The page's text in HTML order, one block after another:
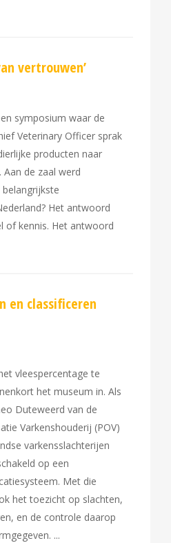
vertrouwen’
symposium waar de
Veterinary Officer sprak
producten naar
Aan de zaal werd
Het antwoord
of kennis. Het antwoord
en classificeren
vleespercentage te
het museum in. Als
Duteweerd van de
Varkenshouderij (POV)
varkensslachterijen
op een
Met die
het toezicht op slachten,
en de controle daarop